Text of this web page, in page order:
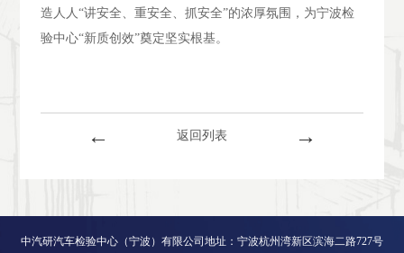
造人人“讲安全、重安全、抓安全”的浓厚氛围，为宁波检
验中心“新质创效”奠定坚实根基。
← 返回列表 →
中汽研汽车检验中心（宁波）有限公司地址：宁波杭州湾新区滨海二路727号